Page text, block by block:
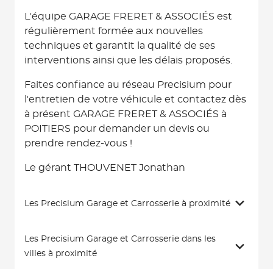
L'équipe GARAGE FRERET & ASSOCIÉS est
régulièrement formée aux nouvelles
techniques et garantit la qualité de ses
interventions ainsi que les délais proposés.
Faites confiance au réseau Precisium pour
l'entretien de votre véhicule et contactez dès
à présent GARAGE FRERET & ASSOCIÉS à
POITIERS pour demander un devis ou
prendre rendez-vous !
Le gérant THOUVENET Jonathan
Les Precisium Garage et Carrosserie à proximité
Les Precisium Garage et Carrosserie dans les
villes à proximité